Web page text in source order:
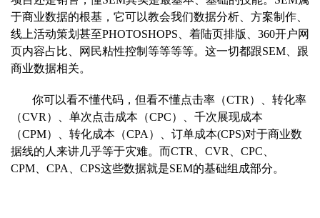
于商业数据的根基，它可以教会我们数据分析、 方案制作、
线上活动策划甚至PHOTOSHOPS、着陆页排版、360开户网
页内容占比、网民粘性控制等等等等。这一切都跟SEM、跟
商业数据相关。
你可以看不懂代码，但看不懂点击率（CTR）、转化率
（CVR）、单次点击成本（CPC）、千次展现成本
（CPM）、转化成本（CPA）、订单成本(CPS)对于商业数
据线的人来讲几乎等于灾难。而CTR、CVR、CPC、
CPM、CPA、CPS这些数据就是SEM的基础组成部分。